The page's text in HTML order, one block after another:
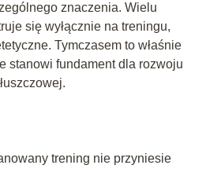
znaczenia. Wielu
się wyłącznie na treningu,
Tymczasem to właśnie
stanowi fundament dla rozwoju
trening nie przyniesie